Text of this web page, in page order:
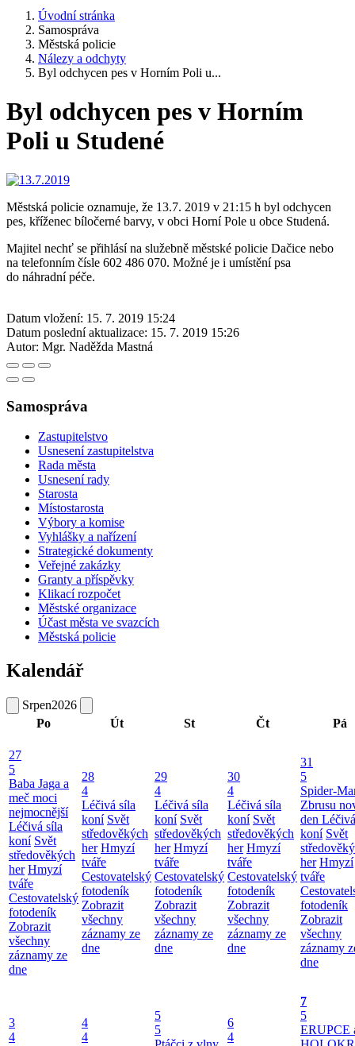
Úvodní stránka
Samospráva
Městská policie
Nálezy a odchyty
Byl odchycen pes v Horním Poli u...
Byl odchycen pes v Horním
Poli u Studené
Městská policie oznamuje, že 13.7. 2019 v 21:15 h byl odchycen
pes, kříženec bíločerné barvy, v obci Horní Pole u obce Studená.
Majitel nechť se přihlásí na služebně městské policie Dačice nebo
na telefonním čísle 602 486 070. Možné je i umístění psa
do náhradní péče.
Datum vložení: 15. 7. 2019 15:24
Datum poslední aktualizace: 15. 7. 2019 15:26
Autor: Mgr. Naděžda Mastná
Samospráva
Zastupitelstvo
Usnesení zastupitelstva
Rada města
Usnesení rady
Starosta
Místostarosta
Výbory a komise
Vyhlášky a nařízení
Strategické dokumenty
Veřejné zakázky
Granty a příspěvky
Klikací rozpočet
Městské organizace
Účast města ve svazcích
Městská policie
Kalendář
Srpen2026
Po
Út St Čt Pá
27
5
Baba Jaga a
meč moci
nejmocnější
Léčivá síla
koní Svět
středověkých
her Hmyzí
tváře
Cestovatelský
fotodeník
Zobrazit
všechny
záznamy ze
dne
28
4
Léčivá síla
koní Svět
středověkých
her Hmyzí
tváře
Cestovatelský
fotodeník
Zobrazit
všechny
záznamy ze
dne
29
4
Léčivá síla
koní Svět
středověkých
her Hmyzí
tváře
Cestovatelský
fotodeník
Zobrazit
všechny
záznamy ze
dne
30
4
Léčivá síla
koní Svět
středověkých
her Hmyzí
tváře
Cestovatelský
fotodeník
Zobrazit
všechny
záznamy ze
dne
31
5
Spider-
Zbrusu
den
koní Svět
her Hmyzí
tváře
fotodeník
Zobrazit
všechny
záznamy
dne
3
4
4
4
5
5
6
4
7
5
ERUPCE